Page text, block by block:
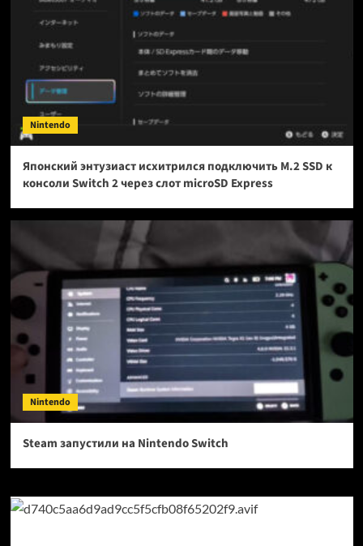
Nintendo
Японский энтузиаст исхитрился подключить M.2 SSD к
консоли Switch 2 через слот microSD Express
Nintendo
Steam запустили на Nintendo Switch